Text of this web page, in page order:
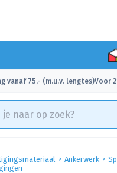
vanaf 75,- (m.u.v. lengtes)
✓ Voor
Ankerwerk